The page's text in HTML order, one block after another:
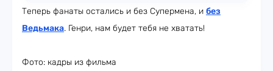
Теперь фанаты остались и без Супермена, и без
Ведьмака. Генри, нам будет тебя не хватать!
Фото: кадры из фильма